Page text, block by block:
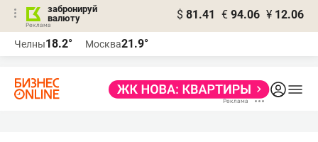
забронируй
валюту
$ 81.41 € 94.06 ¥ 12.06
Челны18.2° Москва21.9°